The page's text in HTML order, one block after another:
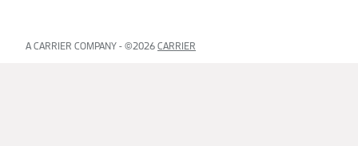
A CARRIER COMPANY - ©️2026 CARRIER